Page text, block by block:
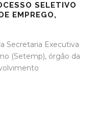
SELETIVO
EMPREGO,
Secretaria Executiva
(Setemp), órgão da